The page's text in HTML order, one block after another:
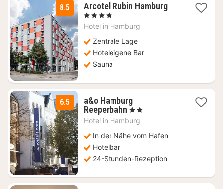
8.5 Arcotel Rubin Hamburg1
, 4 Sterne
Hotel in Hamburg
Zentrale Lage
Hoteleigene Bar
Sauna
6.5
a&o Hamburg
Reeperbahn 2
Nächte
ab
62,09
, 2 Sterne
Hotel in Hamburg
In der Nähe vom Hafen
Hotelbar
24-Stunden-Rezeption